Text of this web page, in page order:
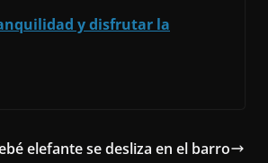
y disfrutar la
elefante se desliza en el barro